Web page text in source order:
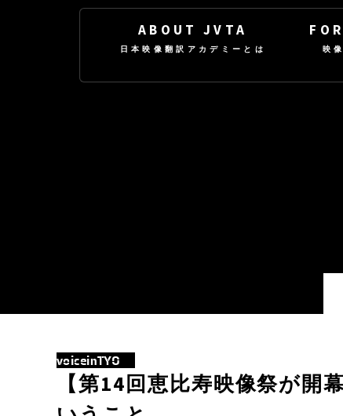
ABOUT JVTA
日本映像翻訳アカデミーとは 映
voiceinTYO
【第14回恵比寿映像祭が開